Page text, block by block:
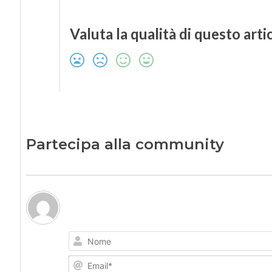
Valuta la qualità di questo
Partecipa alla community